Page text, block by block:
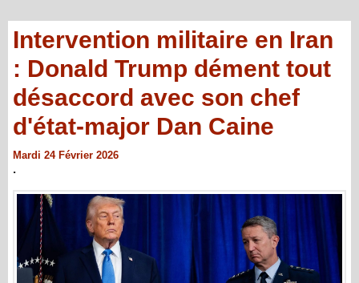
Intervention militaire en Iran
: Donald Trump dément tout
désaccord avec son chef
d'état-major Dan Caine
Mardi 24 Février 2026
.